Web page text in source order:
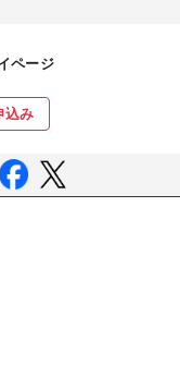
ページ
込み